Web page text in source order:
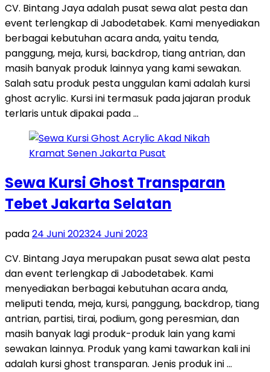
CV. Bintang Jaya adalah pusat sewa alat pesta dan
event terlengkap di Jabodetabek. Kami menyediakan
berbagai kebutuhan acara anda, yaitu tenda,
panggung, meja, kursi, backdrop, tiang antrian, dan
masih banyak produk lainnya yang kami sewakan.
Salah satu produk pesta unggulan kami adalah kursi
ghost acrylic. Kursi ini termasuk pada jajaran produk
terlaris untuk dipakai pada …
Sewa Kursi Ghost Transparan
Tebet Jakarta Selatan
pada24 Juni 202324 Juni 2023
CV. Bintang Jaya merupakan pusat sewa alat pesta
dan event terlengkap di Jabodetabek. Kami
menyediakan berbagai kebutuhan acara anda,
meliputi tenda, meja, kursi, panggung, backdrop, tiang
antrian, partisi, tirai, podium, gong peresmian, dan
masih banyak lagi produk-produk lain yang kami
sewakan lainnya. Produk yang kami tawarkan kali ini
adalah kursi ghost transparan. Jenis produk ini …